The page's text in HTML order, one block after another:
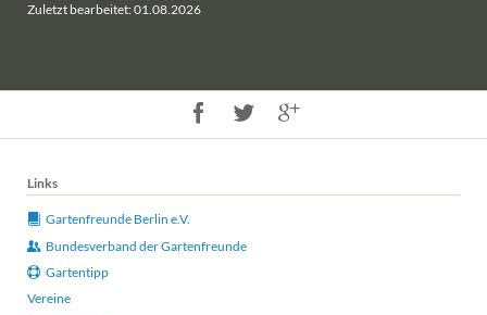
Zuletzt bearbeitet: 01.08.2026
Links
Gartenfreunde Berlin e.V.
Bundesverband der Gartenfreunde
Gartentipp
Vereine